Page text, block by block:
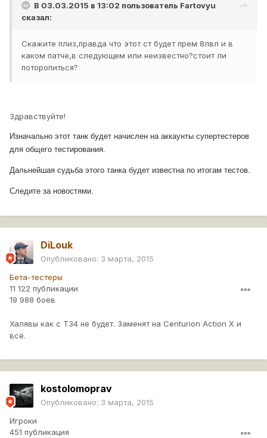
В 03.03.2015 в 13:02 пользователь Fartovyu
сказал:
Скажите плиз,правда что этот ст будет прем 8лвл и в
каком патче,в следующем или неизвестно?стоит ли
поторопиться?
Здравствуйте!
Изначально этот танк будет начислен на аккаунты супертестеров
для общего тестирования.
Дальнейшая судьба этого танка будет известна по итогам тестов.
Следите за новостями.
DiLouk
Опубликовано: 3 марта, 2015
Бета-тестеры
11 122 публикации
19 988 боёв
Халявы как с Т34 не будет. Заменят на Centurion Action X и
всё.
kostolomoprav
Опубликовано: 3 марта, 2015
Игроки
451 публикация